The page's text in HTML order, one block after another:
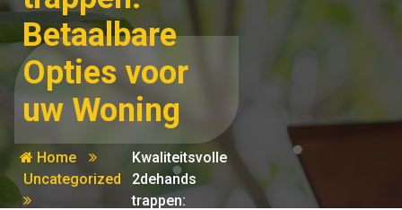
Betaalbare
Opties voor
uw Woning
Home
Uncategorized
Kwaliteitsvolle
2dehands
trappen: